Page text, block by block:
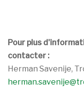
Pour plus
contacter :
Herman Savenije,